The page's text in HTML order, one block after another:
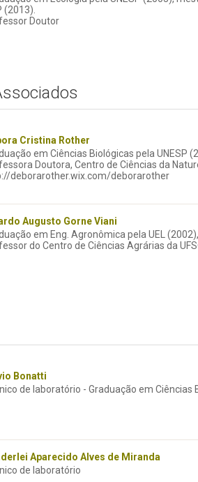
(2013).
Doutor
Cristina Rother
em Ciências Biológicas pela UNESP
Doutora, Centro de Ciências da
deborarother.wix.com/deborarother
Augusto Gorne Viani
em Eng. Agronômica pela UEL
do Centro de Ciências Agrárias da
Bonatti
de laboratório - Graduação em Ciências
Aparecido Alves de Miranda
de laboratório